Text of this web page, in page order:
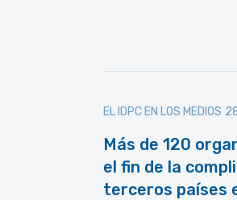
EL IDPC EN LOS MEDIOS
Más de 120
el fin de la
terceros países